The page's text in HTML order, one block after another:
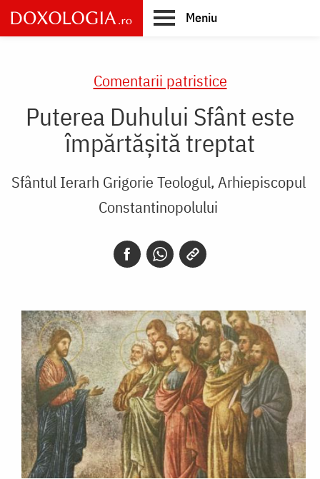
Skip
to
main
Meniu
Comentarii patristice
Puterea Duhului Sfânt este
împărtășită treptat
Sfântul Ierarh Grigorie Teologul, Arhiepiscopul
Constantinopolului